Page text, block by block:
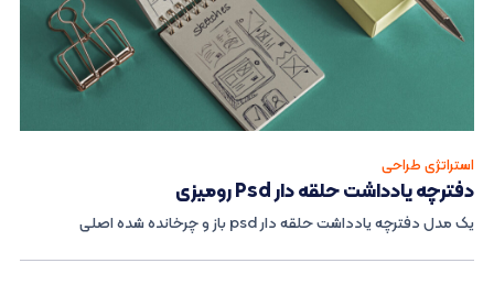
استراتژی طراحی
دفترچه یادداشت حلقه دار Psd رومیزی
یک مدل دفترچه یادداشت حلقه دار psd باز و چرخانده شده اصلی